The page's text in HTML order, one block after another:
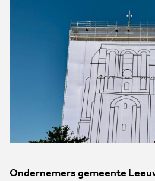
Ondernemers gemeente